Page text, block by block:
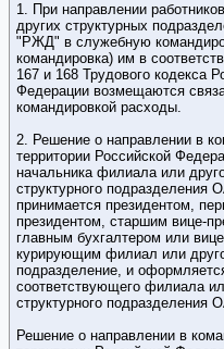
1. При направлении
других структурных
"РЖД" в служебную
командировка) им в
167 и 168 Трудового кодекса
Федерации возмещаются
командировкой расходы.
2. Решение о направлении в
территории Российской
начальника филиала или
структурного
принимается президентом,
президентом, старшим вице-
главным бухгалтером или
курирующим филиал или
подразделение, и
соответствующего филиала
структурного
Решение о направлении в